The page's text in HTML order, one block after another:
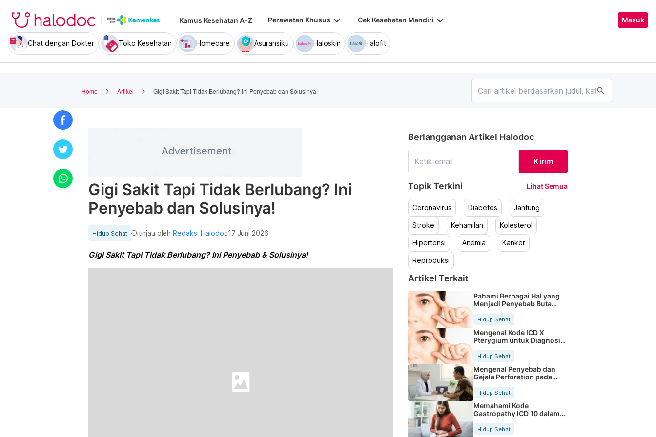
Kamus Kesehatan A-Z Perawatan Khusus keyboard_arrow_down Cek Kesehatan Mandiri keyboard_arrow_down Masuk
Chat dengan Dokter Toko Kesehatan Homecare Asuransiku Haloskin Halofit
Home Artikel Gigi Sakit Tapi Tidak Berlubang? Ini Penyebab dan Solusinya! search
Gigi Sakit Tapi Tidak Berlubang? Ini
Penyebab dan Solusinya!
Hidup Sehat Ditinjau olehRedaksi Halodoc17 Juni 2026
Gigi Sakit Tapi Tidak Berlubang? Ini Penyebab & Solusinya!
Berlangganan Artikel Halodoc
Kirim
Topik Terkini Lihat Semua
Coronavirus Diabetes Jantung
Stroke Kehamilan Kolesterol
Hipertensi Anemia Kanker
Reproduksi
Artikel Terkait
Pahami Berbagai Hal yang
Menjadi Penyebab Buta
Hidup Sehat
Mengenal Kode ICD X
Pterygium untuk Diagnosis
Hidup Sehat
Mengenal Penyebab dan
Gejala Perforation pada
Tubuh
Hidup Sehat
Memahami Kode
Gastropathy ICD 10 dalam
Rekam Medis Pasien
Hidup Sehat